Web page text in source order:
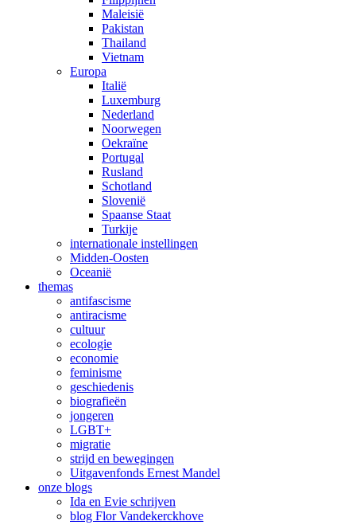
Maleisië
Pakistan
Thailand
Vietnam
Europa
Italië
Luxemburg
Nederland
Noorwegen
Oekraïne
Portugal
Rusland
Schotland
Slovenië
Spaanse Staat
Turkije
internationale instellingen
Midden-Oosten
Oceanië
themas
antifascisme
antiracisme
cultuur
ecologie
economie
feminisme
geschiedenis
biografieën
jongeren
LGBT+
migratie
strijd en bewegingen
Uitgavenfonds Ernest Mandel
onze blogs
Ida en Evie schrijven
blog Flor Vandekerckhove